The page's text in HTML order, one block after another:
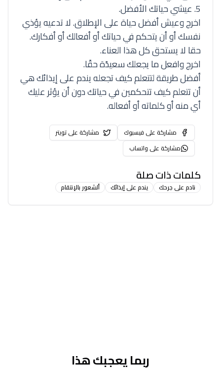
5. عيشي حياتك الأفضل.
اخرج وعيش أفضل حياة على الإطلاق. لا تدعيه يؤذي
نفسك أو أن يتحكم في حياتك أو أفعالك أو أفكارك.
حقا لا يستحق كل هذا العناء.
اخرج وافعل ما يجعلك سعيدًة حقًا.
أفضل طريقة لتتعلم كيف تجعله يندم على إيذائك هي
أن تتعلم كيف تتحكمين في حياتك دون أن يؤثر عليك
أي منه أو كلماته أو أفعاله.
مشاركة على فيسبوك
مشاركة على تويتر
مشاركة على واتساب
كلمات ذات صلة
نادم على جرحك يندم على إيذائك ألشعور بالإنتقام
ربما يعجبك هذا